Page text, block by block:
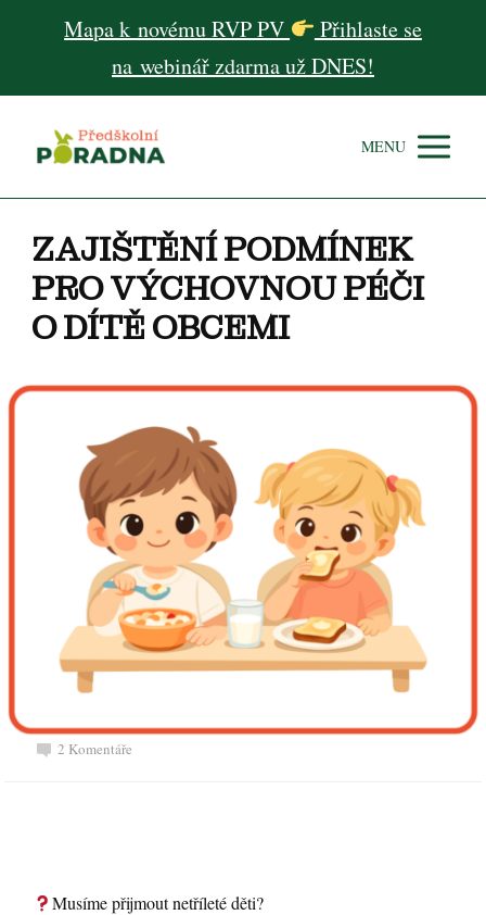
Mapa k novému RVP PV
Přihlaste se
na webinář zdarma už DNES!
MENU
ZAJIŠTĚNÍ PODMÍNEK
PRO VÝCHOVNOU PÉČI
O DÍTĚ OBCEMI
2 Komentáře
Musíme přijmout netříleté děti?